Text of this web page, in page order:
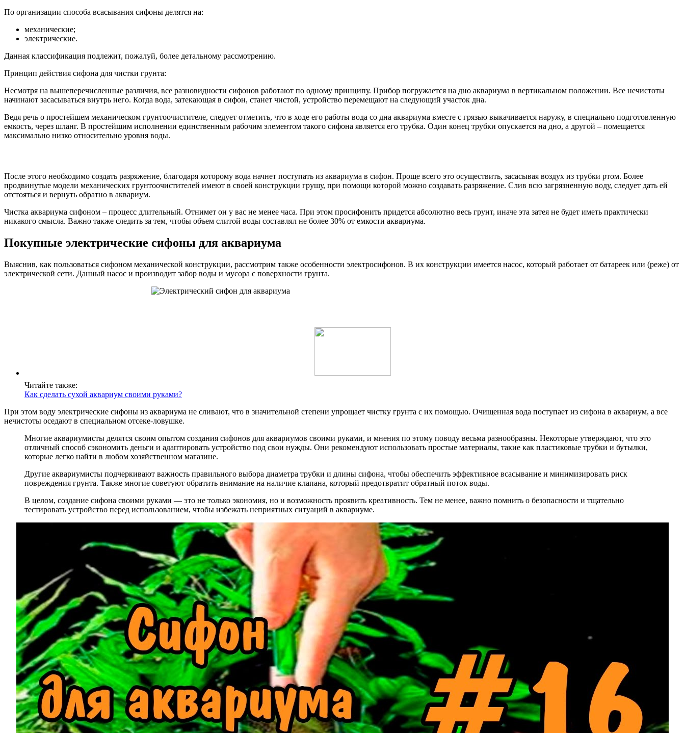
По организации способа всасывания сифоны делятся на:
механические;
электрические.
Данная классификация подлежит, пожалуй, более детальному рассмотрению.
Принцип действия сифона для чистки грунта:
Несмотря на вышеперечисленные различия, все разновидности сифонов работают по одному принципу. Прибор погружается на дно аквариума в вертикальном положении. Все нечистоты
начинают засасываться внутрь него. Когда вода, затекающая в сифон, станет чистой, устройство перемещают на следующий участок дна.
Ведя речь о простейшем механическом грунтоочистителе, следует отметить, что в ходе его работы вода со дна аквариума вместе с грязью выкачивается наружу, в специально подготовленную
емкость, через шланг. В простейшим исполнении единственным рабочим элементом такого сифона является его трубка. Один конец трубки опускается на дно, а другой – помещается
максимально низко относительно уровня воды.
После этого необходимо создать разряжение, благодаря которому вода начнет поступать из аквариума в сифон. Проще всего это осуществить, засасывая воздух из трубки ртом. Более
продвинутые модели механических грунтоочистителей имеют в своей конструкции грушу, при помощи которой можно создавать разряжение. Слив всю загрязненную воду, следует дать ей
отстояться и вернуть обратно в аквариум.
Чистка аквариума сифоном – процесс длительный. Отнимет он у вас не менее часа. При этом просифонить придется абсолютно весь грунт, иначе эта затея не будет иметь практически
никакого смысла. Важно также следить за тем, чтобы объем слитой воды составлял не более 30% от емкости аквариума.
Покупные электрические сифоны для аквариума
Выяснив, как пользоваться сифоном механической конструкции, рассмотрим также особенности электросифонов. В их конструкции имеется насос, который работает от батареек или (реже) от
электрической сети. Данный насос и производит забор воды и мусора с поверхности грунта.
Читайте также:
Как сделать сухой аквариум своими руками?
При этом воду электрические сифоны из аквариума не сливают, что в значительной степени упрощает чистку грунта с их помощью. Очищенная вода поступает из сифона в аквариум, а все
нечистоты оседают в специальном отсеке-ловушке.
Многие аквариумисты делятся своим опытом создания сифонов для аквариумов своими руками, и мнения по этому поводу весьма разнообразны. Некоторые утверждают, что это
отличный способ сэкономить деньги и адаптировать устройство под свои нужды. Они рекомендуют использовать простые материалы, такие как пластиковые трубки и бутылки,
которые легко найти в любом хозяйственном магазине.
Другие аквариумисты подчеркивают важность правильного выбора диаметра трубки и длины сифона, чтобы обеспечить эффективное всасывание и минимизировать риск
повреждения грунта. Также многие советуют обратить внимание на наличие клапана, который предотвратит обратный поток воды.
В целом, создание сифона своими руками — это не только экономия, но и возможность проявить креативность. Тем не менее, важно помнить о безопасности и тщательно
тестировать устройство перед использованием, чтобы избежать неприятных ситуаций в аквариуме.